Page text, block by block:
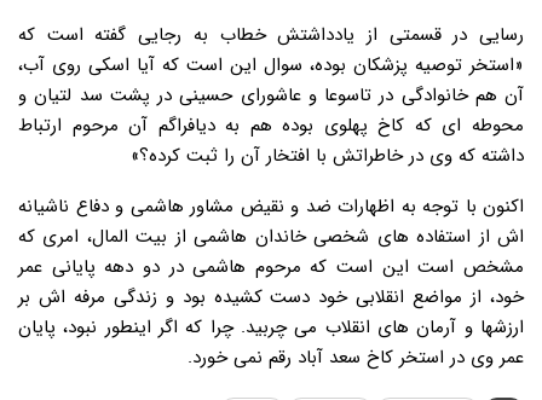
رسایی در قسمتی از یادداشتش خطاب به رجایی گفته است که
«استخر توصیه پزشکان بوده، سوال این است که آیا اسکی روی آب،
آن هم خانوادگی در تاسوعا و عاشورای حسینی در پشت سد لتیان و
محوطه ای که کاخ پهلوی بوده هم به دیافراگم آن مرحوم ارتباط
داشته که وی در خاطراتش با افتخار آن را ثبت کرده؟»
اکنون با توجه به اظهارات ضد و نقیض مشاور هاشمی و دفاع ناشیانه
اش از استفاده های شخصی خاندان هاشمی از بیت المال، امری که
مشخص است این است که مرحوم هاشمی در دو دهه پایانی عمر
خود، از مواضع انقلابی خود دست کشیده بود و زندگی مرفه اش بر
ارزشها و آرمان های انقلاب می چربید. چرا که اگر اینطور نبود، پایان
عمر وی در استخر کاخ سعد آباد رقم نمی خورد.